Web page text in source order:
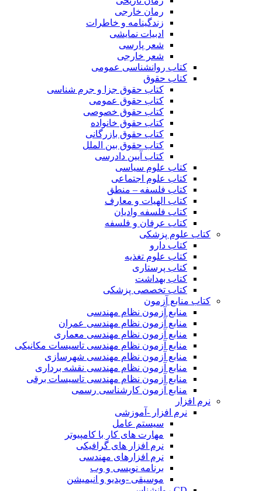
رمان خارجی
زندگینامه و خاطرات
ادبیات نمایشی
شعر پارسی
شعر خارجی
کتاب روانشناسی عمومی
کتاب حقوق
کتاب حقوق جزا و جرم شناسی
کتاب حقوق عمومی
کتاب حقوق خصوصی
کتاب حقوق خانواده
کتاب حقوق بازرگانی
کتاب حقوق بین الملل
کتاب آیین دادرسی
کتاب علوم سیاسی
کتاب علوم اجتماعی
کتاب فلسفه – منطق
کتاب الهیات و معارف
کتاب فلسفه وادیان
کتاب عرفان و فلسفه
کتاب علوم پزشکی
کتاب دارو
کتاب علوم تغذیه
کتاب پرستاری
کتاب بهداشت
کتاب تخصصی پزشکی
کتاب منابع آزمون
منابع آزمون نظام مهندسی
منابع آزمون نظام مهندسی عمران
منابع آزمون نظام مهندسی معماری
منابع آزمون نظام مهندسی تاسیسات مکانیکی
منابع آزمون نظام مهندسی شهرسازی
منابع آزمون نظام مهندسی نقشه برداری
منابع آزمون نظام مهندسی تاسیسات برقی
منابع آزمون کارشناسی رسمی
نرم افزار
نرم افزار -آموزشی
سیستم عامل
مهارت های کار با کامپیوتر
نرم افزار های گرافیکی
نرم افزارهای مهندسی
برنامه نویسی و وب
موسیقی -ویدیو و انیمیشن